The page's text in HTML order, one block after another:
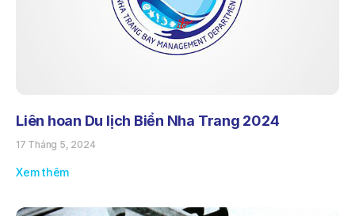
Liên hoan Du lịch Biển Nha Trang 2024
17 Tháng 5, 2024
Xem thêm